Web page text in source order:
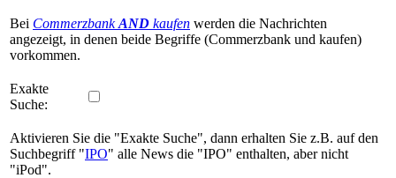
Bei CommerzbankAND kaufen werden die Nachrichten
angezeigt, in denen beide Begriffe (Commerzbank und kaufen)
vorkommen.
Exakte
Suche:
Aktivieren Sie die "Exakte Suche", dann erhalten Sie z.B. auf den
Suchbegriff "IPO" alle News die "IPO" enthalten, aber nicht
"iPod".